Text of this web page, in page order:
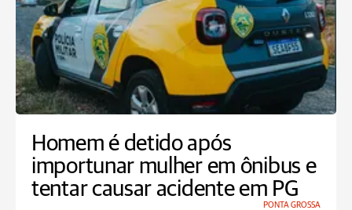
Homem é detido após
importunar mulher em ônibus e
tentar causar acidente em PG
PONTA GROSSA